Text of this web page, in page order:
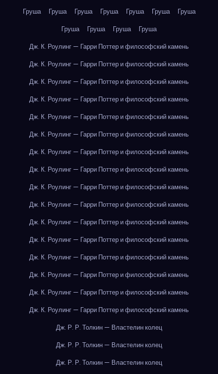
Груша
Груша Груша Груша Груша Груша
Груша
Груша
Груша Груша
Груша
Дж. К. Роулинг — Гарри Поттер и философский камень
Дж. К. Роулинг — Гарри Поттер и философский камень
Дж. К. Роулинг — Гарри Поттер и философский камень
Дж. К. Роулинг — Гарри Поттер и философский камень
Дж. К. Роулинг — Гарри Поттер и философский камень
Дж. К. Роулинг — Гарри Поттер и философский камень
Дж. К. Роулинг — Гарри Поттер и философский камень
Дж. К. Роулинг — Гарри Поттер и философский камень
Дж. К. Роулинг — Гарри Поттер и философский камень
Дж. К. Роулинг — Гарри Поттер и философский камень
Дж. К. Роулинг — Гарри Поттер и философский камень
Дж. К. Роулинг — Гарри Поттер и философский камень
Дж. К. Роулинг — Гарри Поттер и философский камень
Дж. К. Роулинг — Гарри Поттер и философский камень
Дж. К. Роулинг — Гарри Поттер и философский камень
Дж. К. Роулинг — Гарри Поттер и философский камень
Дж. Р. Р. Толкин — Властелин колец
Дж. Р. Р. Толкин — Властелин колец
Дж. Р. Р. Толкин — Властелин колец